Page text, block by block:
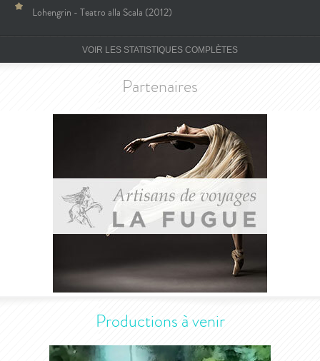
Lohengrin - Teatro alla Scala (2012)
VOIR LES STATISTIQUES COMPLÈTES
Partenaires
Productions à venir